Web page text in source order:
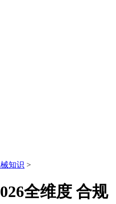
知识 >
全维度 合规